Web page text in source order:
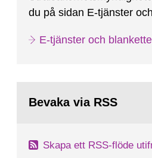
du på sidan E-tjänster
E-tjänster och
Bevaka via RSS
Skapa ett RSS-flöde